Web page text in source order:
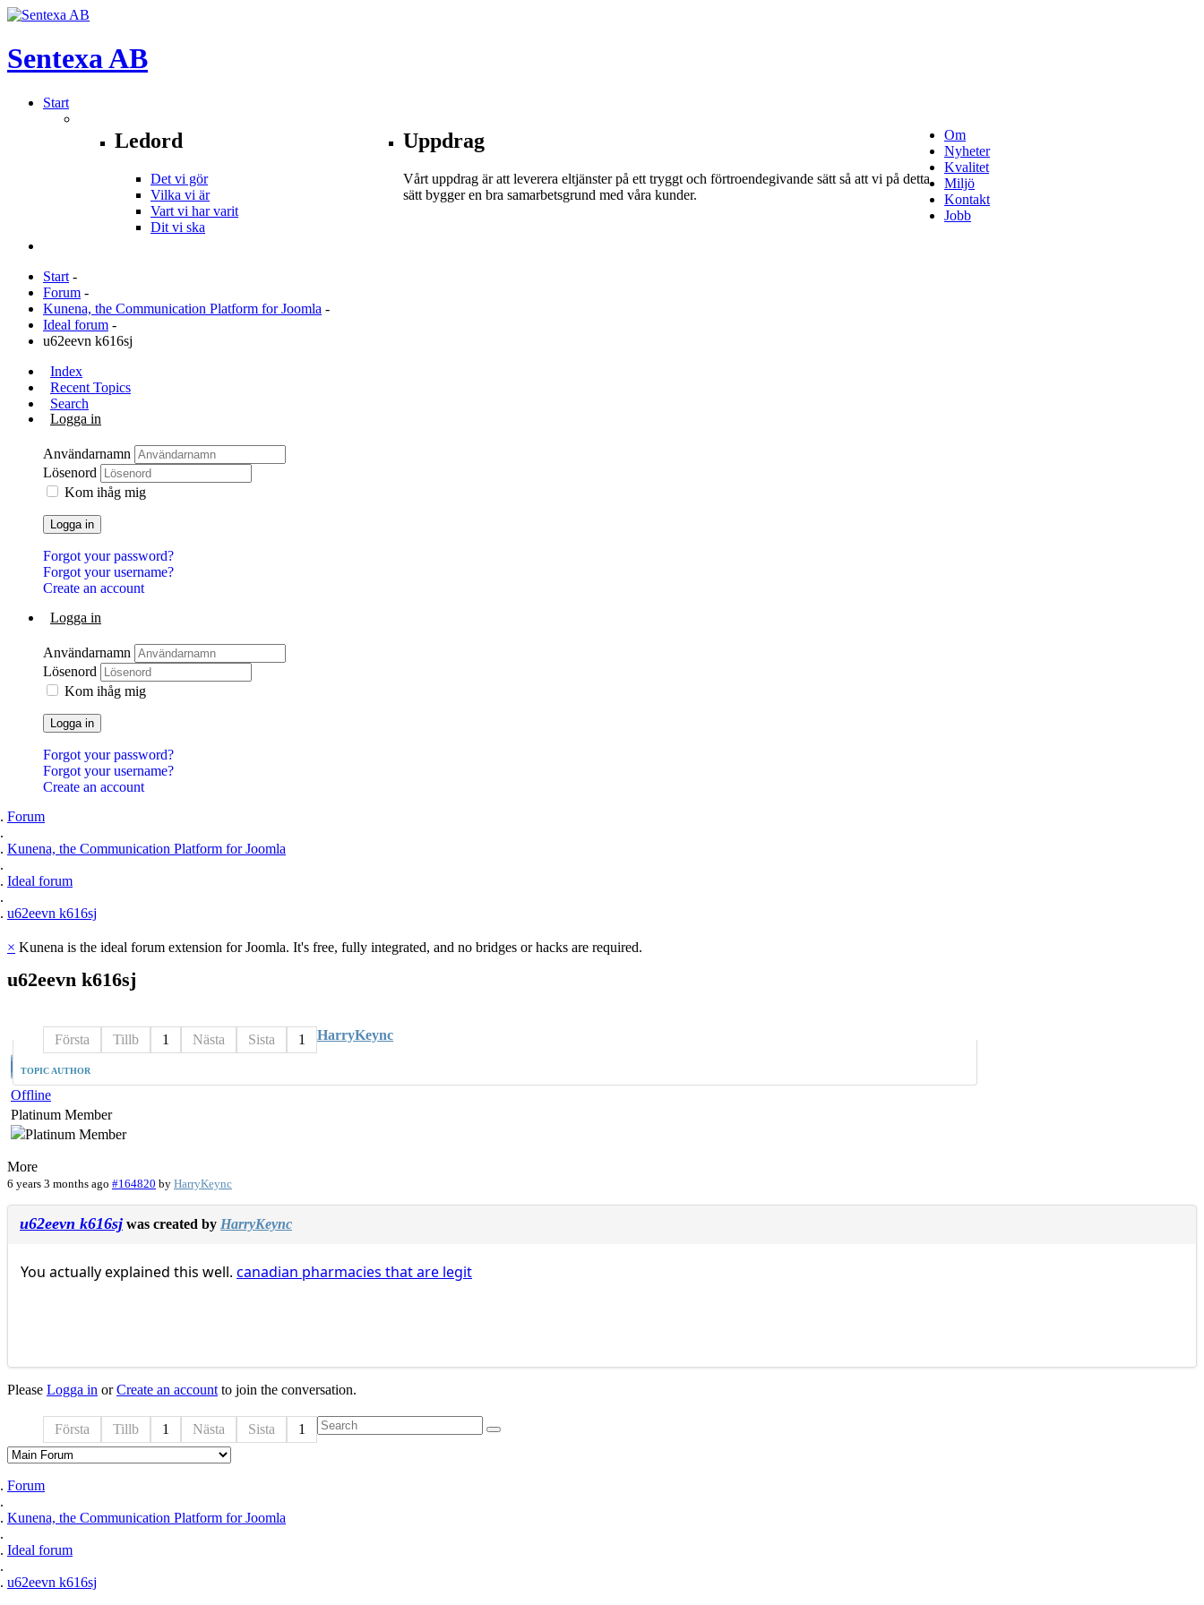
SentexaAB
Start
Ledord
Det vi gör
Vilka vi är
Vart vi har varit
Dit vi ska
Uppdrag
Vårt uppdrag är att leverera eltjänster på ett tryggt och förtroendegivande sätt så att vi på detta
sätt bygger en bra samarbetsgrund med våra kunder.
Om
Nyheter
Kvalitet
Miljö
Kontakt
Jobb
Start -
Forum -
Kunena, the Communication Platform for Joomla -
Ideal forum -
u62eevn k616sj
Index
Recent Topics
Search
Logga in
Användarnamn
Lösenord
Kom ihåg mig
Logga in
Forgot your password?
Forgot your username?
Create an account
Logga in
Användarnamn
Lösenord
Kom ihåg mig
Logga in
Forgot your password?
Forgot your username?
Create an account
Forum
Kunena, the Communication Platform for Joomla
Ideal forum
u62eevn k616sj
× Kunena is the ideal forum extension for Joomla. It's free, fully integrated, and no bridges or hacks are required.
u62eevn k616sj
Första Tillb 1 Nästa Sista 1 HarryKeync
TOPIC AUTHOR
Offline
Platinum Member
More
6 years 3 months ago #164820 by HarryKeync
u62eevn k616sj was created by HarryKeync
You actually explained this well. canadian pharmacies that are legit
Please Logga in orCreate an account to join the conversation.
Första Tillb 1 Nästa Sista 1
Forum
Kunena, the Communication Platform for Joomla
Ideal forum
u62eevn k616sj